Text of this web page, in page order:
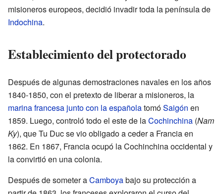
misioneros europeos, decidió invadir toda la península de
Indochina.
Establecimiento del protectorado
Después de algunas demostraciones navales en los años
1840-1850, con el pretexto de liberar a misioneros, la
marina francesa junto con la españolatomóSaigón en
1859. Luego, controló todo el este de laCochinchina (Nam
Ky), que Tu Duc se vio obligado a ceder a Francia en
1862. En 1867, Francia ocupó la Cochinchina occidental y
la convirtió en una colonia.
Después de someter aCamboyabajo su protección a